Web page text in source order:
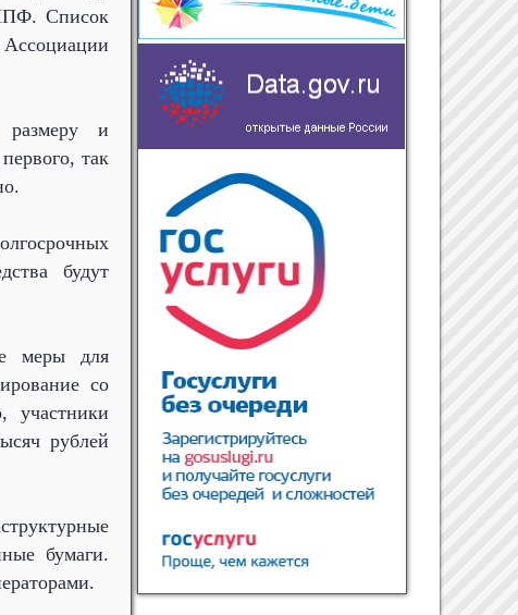
Список
размеру и
так
будут
меры для
со
участники
рублей
бумаги.